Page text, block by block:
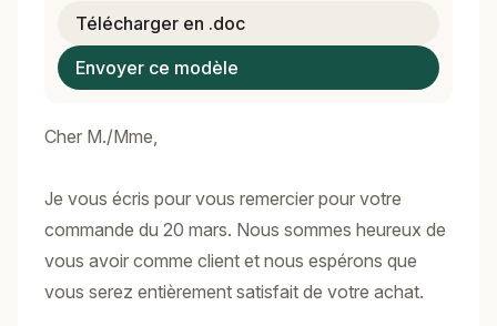
Télécharger en .doc
Envoyer ce modèle
Cher M./Mme,
Je vous écris pour vous remercier pour votre
commande du 20 mars. Nous sommes heureux de
vous avoir comme client et nous espérons que
vous serez entièrement satisfait de votre achat.